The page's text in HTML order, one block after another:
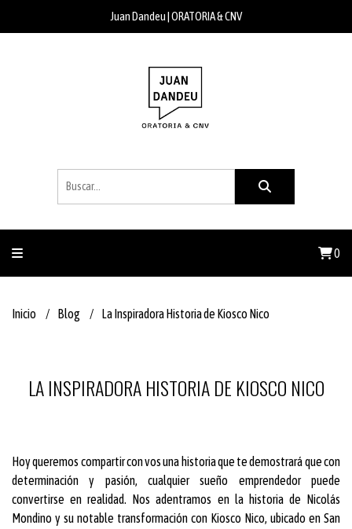
Juan Dandeu | ORATORIA & CNV
0
Inicio Blog La Inspiradora Historia de Kiosco Nico
LA INSPIRADORA HISTORIA DE KIOSCO NICO
Hoy queremos compartir con vos una historia que te demostrará que con
determinación y pasión, cualquier sueño emprendedor puede
convertirse en realidad. Nos adentramos en la historia de Nicolás
Mondino y su notable transformación con Kiosco Nico, ubicado en San